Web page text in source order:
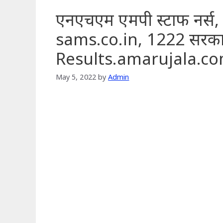
एनएचएम एमपी स्टाफ नर्स,
sams.co.in, 1222
May 5, 2022 byAdmin